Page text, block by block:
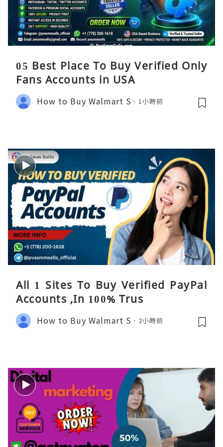
05 Best Place To Buy Verified Only
Fans Accounts in USA
How to Buy Walmart S 1小時前
All 1 Sites To Buy Verified PayPal
Accounts ,In 100% Trus
How to Buy Walmart S 2小時前